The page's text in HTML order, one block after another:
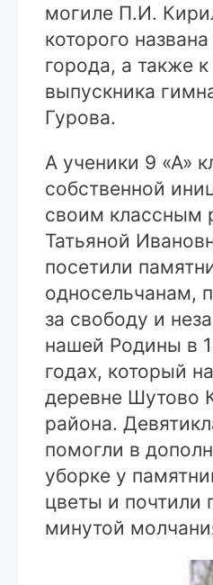
могиле П.И.
которого
города, а также
выпускника
Гурова.
А ученики 9 «А»
собственной
своим классным
Татьяной
посетили
односельчанам,
за свободу и
нашей Родины в
годах, который
деревне Шутово
района.
помогли в
уборке у
цветы и почтили
минутой